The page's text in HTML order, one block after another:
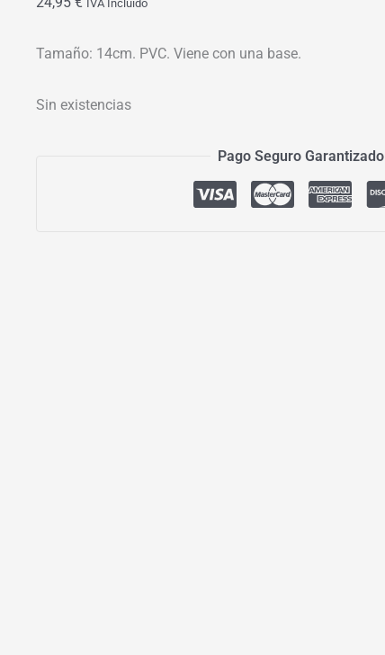
IVA Incluído
Tamaño: 14cm. PVC. Viene con una base.
Sin existencias
Pago Seguro Garantizado